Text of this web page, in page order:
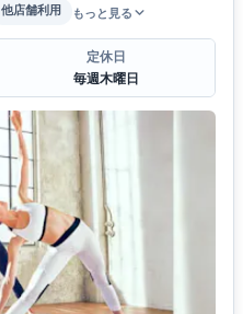
他店舗利用 もっと見る
定休日
毎週木曜日